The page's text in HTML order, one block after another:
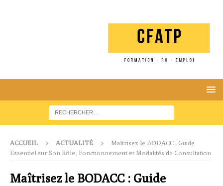
ACCUEIL ACTUALITÉ
Maîtrisez le BODACC : Guide
Essentiel sur Son Rôle, Fonctionnement et Modalités de Consultation
Maîtrisez le BODACC : Guide